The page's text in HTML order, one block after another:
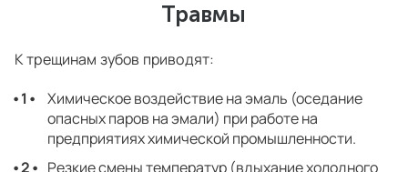
Травмы
К трещинам зубов приводят:
Химическое воздействие на эмаль (оседание
опасных паров на эмали) при работе на
предприятиях химической промышленности.
Резкие смены температур (вдыхание холодного